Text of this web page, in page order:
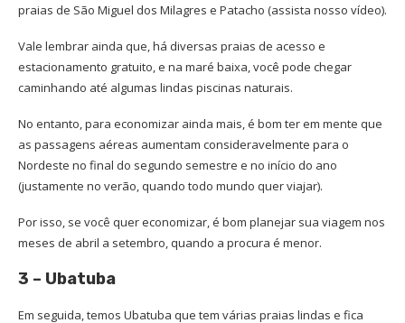
praias de São Miguel dos Milagres e Patacho (assista nosso vídeo).
Vale lembrar ainda que, há diversas praias de acesso e
estacionamento gratuito, e na maré baixa, você pode chegar
caminhando até algumas lindas piscinas naturais.
No entanto, para economizar ainda mais, é bom ter em mente que
as passagens aéreas aumentam consideravelmente para o
Nordeste no final do segundo semestre e no início do ano
(justamente no verão, quando todo mundo quer viajar).
Por isso, se você quer economizar, é bom planejar sua viagem nos
meses de abril a setembro, quando a procura é menor.
3 – Ubatuba
Em seguida, temos Ubatuba que tem várias praias lindas e fica